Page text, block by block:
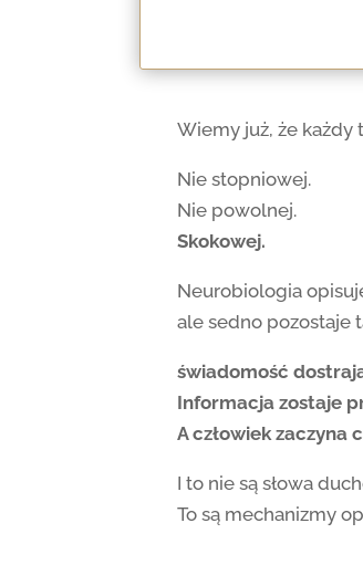
Wiemy już, że każdy
Nie stopniowej.
Nie powolnej.
Skokowej.
Neurobiologia
ale sedno pozostaje
świadomość
Informacja zostaje
A człowiek zaczyna
I to nie są słowa
To są mechanizmy